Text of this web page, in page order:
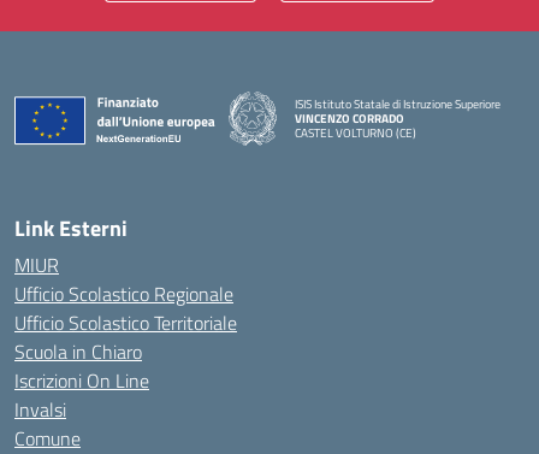
ISIS Istituto Statale di Istruzione Superiore
VINCENZO CORRADO
CASTEL VOLTURNO (CE)
Link Esterni
MIUR
Ufficio Scolastico Regionale
Ufficio Scolastico Territoriale
Scuola in Chiaro
Iscrizioni On Line
Invalsi
Comune